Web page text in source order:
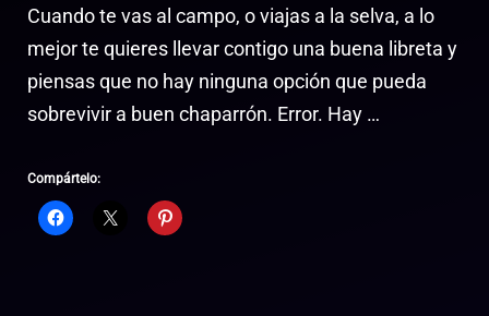
Cuando te vas al campo, o viajas a la selva, a lo
mejor te quieres llevar contigo una buena libreta y
piensas que no hay ninguna opción que pueda
sobrevivir a buen chaparrón. Error. Hay …
Compártelo: